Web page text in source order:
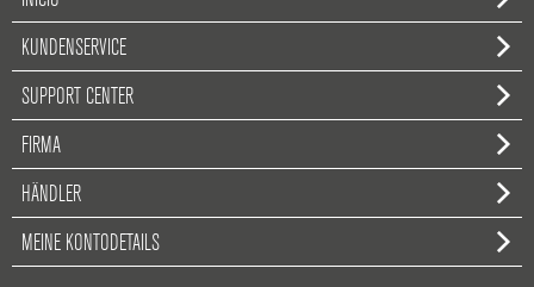
KUNDENSERVICE
SUPPORT CENTER
FIRMA
HÄNDLER
MEINE KONTODETAILS